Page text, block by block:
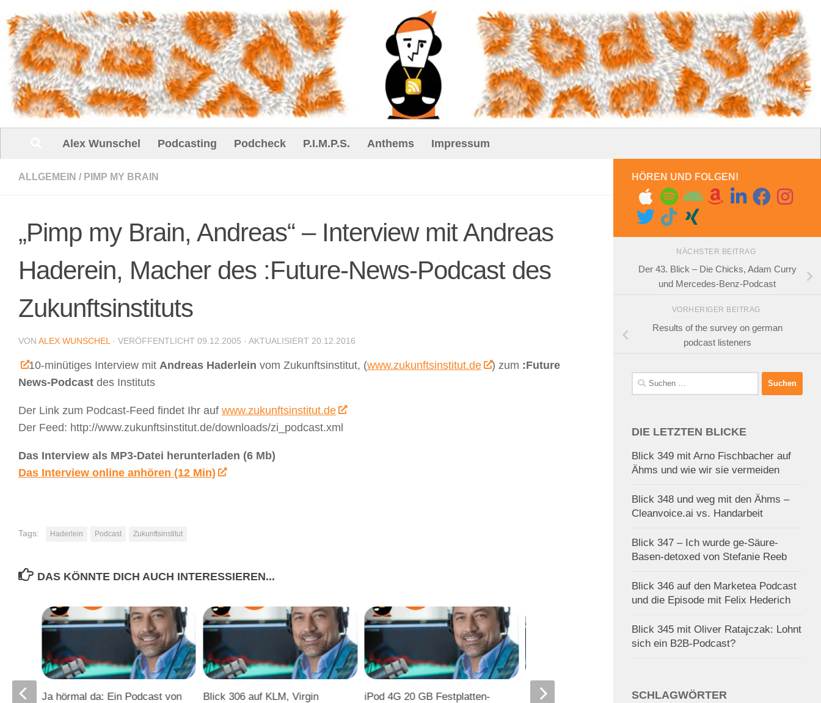
Unter dem Inhalt
Alex Wunschel Podcasting Podcheck P.I.M.P.S. Anthems Impressum
ALLGEMEIN / PIMP MY BRAIN
„Pimp my Brain, Andreas“ – Interview mit Andreas
Haderein, Macher des :Future-News-Podcast des
Zukunftsinstituts
VON ALEX WUNSCHEL · VERÖFFENTLICHT 09.12.2005 · AKTUALISIERT 20.12.2016
10-minütiges Interview mit Andreas Haderlein vom Zukunftsinstitut, (www.zukunftsinstitut.de ) zum :Future
News-Podcast des Instituts
Der Link zum Podcast-Feed findet Ihr auf www.zukunftsinstitut.de
Der Feed: http://www.zukunftsinstitut.de/downloads/zi_podcast.xml
Das Interview als MP3-Datei herunterladen (6 Mb)
Das Interview online anhören (12 Min)
Tags: Haderlein Podcast Zukunftsinstitut
DAS KÖNNTE DICH AUCH INTERESSIEREN...
Blick 306 auf KLM, Virgin
iPod 4G 20 GB Festplatten-
Blick 86 auf Sony Vaio und ein
Blick 252 auf Dr. Pepper,
Ja hörmal da: Ein Podcast von
HÖREN UND FOLGEN!
NÄCHSTER BEITRAG
Der 43. Blick – Die Chicks, Adam Curry
und Mercedes-Benz-Podcast
VORHERIGER BEITRAG
Results of the survey on german
podcast listeners
Suchen
nach:
DIE LETZTEN BLICKE
Blick 349 mit Arno Fischbacher auf
Ähms und wie wir sie vermeiden
Blick 348 und weg mit den Ähms –
Cleanvoice.ai vs. Handarbeit
Blick 347 – Ich wurde ge-Säure-
Basen-detoxed von Stefanie Reeb
Blick 346 auf den Marketea Podcast
und die Episode mit Felix Hederich
Blick 345 mit Oliver Ratajczak: Lohnt
sich ein B2B-Podcast?
SCHLAGWÖRTER